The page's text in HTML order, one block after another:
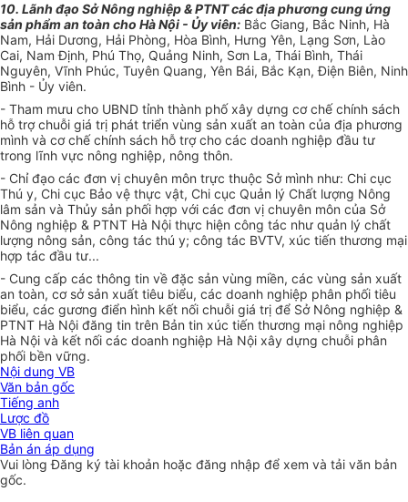
10. Lãnh đạo Sở Nông nghiệp & PTNT các địa phương cung ứng
sản phẩm an toàn cho Hà Nội - Ủy viên: Bắc Giang, Bắc Ninh, Hà
Nam, Hải Dương, Hải Phòng, Hòa Bình, Hưng Yên, Lạng Sơn, Lào
Cai, Nam Định, Phú Thọ, Quảng Ninh, Sơn La, Thái Bình, Thái
Nguyên, Vĩnh Phúc, Tuyên Quang, Yên Bái, Bắc Kạn, Điện Biên, Ninh
Bình - Ủy viên.
- Tham mưu cho UBND tỉnh thành phố xây dựng cơ chế chính sách
hỗ trợ chuỗi giá trị phát triển vùng sản xuất an toàn của địa phương
mình và cơ chế chính sách hỗ trợ cho các doanh nghiệp đầu tư
trong lĩnh vực nông nghiệp, nông thôn.
- Chỉ đạo các đơn vị chuyên môn trực thuộc Sở mình như: Chi cục
Thú y, Chi cục Bảo vệ thực vật, Chi cục Quản lý Chất lượng Nông
lâm sản và Thủy sản phối hợp với các đơn vị chuyên môn của Sở
Nông nghiệp & PTNT Hà Nội thực hiện công tác như quản lý chất
lượng nông sản, công tác thú y; công tác BVTV, xúc tiến thương mại
hợp tác đầu tư...
- Cung cấp các thông tin về đặc sản vùng miền, các vùng sản xuất
an toàn, cơ sở sản xuất tiêu biểu, các doanh nghiệp phân phối tiêu
biểu, các gương điển hình kết nối chuỗi giá trị để Sở Nông nghiệp &
PTNT Hà Nội đăng tin trên Bản tin xúc tiến thương mại nông nghiệp
Hà Nội và kết nối các doanh nghiệp Hà Nội xây dựng chuỗi phân
phối bền vững.
Nội dung VB
Văn bản gốc
Tiếng anh
Lược đồ
VB liên quan
Bản án áp dụng
Vui lòngĐăng ký tài khoản hoặc đăng nhập để xem và tải văn bản
gốc.